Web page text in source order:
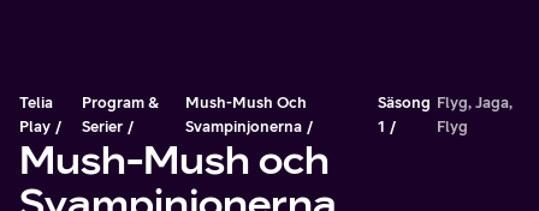
Telia
Play
Program &
Serier
Mush-Mush Och
Svampinjonerna
Säsong
1
Flyg, Jaga,
Flyg
Mush-Mush och